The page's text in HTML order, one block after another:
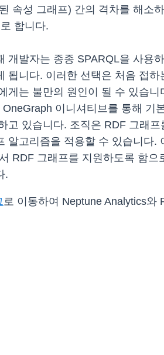
속성 그래프) 간의 격차를 해
합니다.
개발자는 종종 SPARQL을 사
됩니다. 이러한 선택은 처음 접
게는 불만의 원인이 될 수 있습
이니셔티브를 통해
고 있습니다. 조직은 RDF 그래
알고리즘을 적용할 수 있습니다
RDF 그래프를 지원하도록 함
.
로 이동하여 Neptune Analytics와